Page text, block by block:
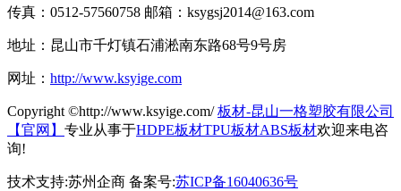
传真：0512-57560758 邮箱：ksygsj2014@163.com
地址：昆山市千灯镇石浦淞南东路68号9号房
网址： http://www.ksyige.com
Copyright ©http://www.ksyige.com/板材-昆山一格塑胶有限公司
【官网】 专业从事于HDPE板材TPU板材ABS板材欢迎来电咨
询!
技术支持:苏州企商 备案号:苏ICP备16040636号